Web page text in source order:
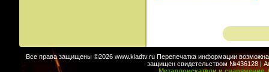
Все права защищены ©2026 www.kladtv.ru Перепечатка информации возможна
защищен свидетельством №436128 |